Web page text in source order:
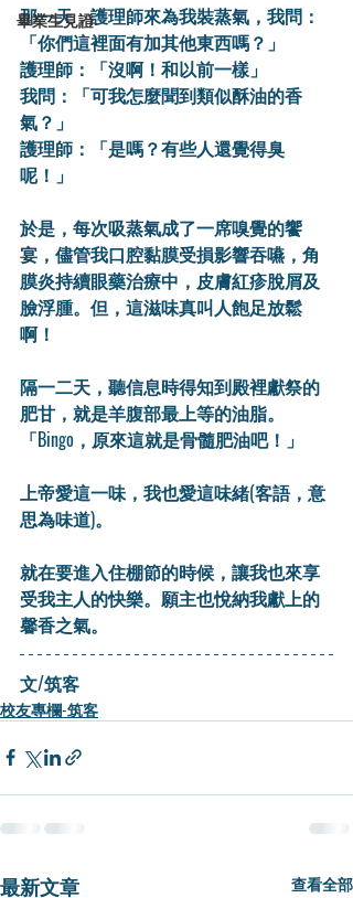
畢業生見證
那一天，護理師來為我裝蒸氣，我問：
「你們這裡面有加其他東西嗎？」
護理師：「沒啊！和以前一樣」
我問：「可我怎麼聞到類似酥油的香
氣？」
護理師：「是嗎？有些人還覺得臭
呢！」
於是，每次吸蒸氣成了一席嗅覺的饗
宴，儘管我口腔黏膜受損影響吞嚥，角
膜炎持續眼藥治療中，皮膚紅疹脫屑及
臉浮腫。但，這滋味真叫人飽足放鬆
啊！
隔一二天，聽信息時得知到殿裡獻祭的
肥甘，就是羊腹部最上等的油脂。
「Bingo，原來這就是骨髓肥油吧！」
上帝愛這一味，我也愛這味緒(客語，意
思為味道)。
就在要進入住棚節的時候，讓我也來享
受我主人的快樂。願主也悅納我獻上的
馨香之氣。
文/筑客
校友專欄-筑客
最新文章 查看全部